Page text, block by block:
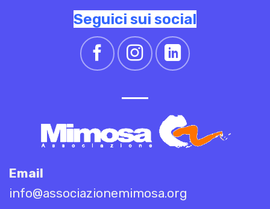
Seguici sui social
Email
info@associazionemimosa.org